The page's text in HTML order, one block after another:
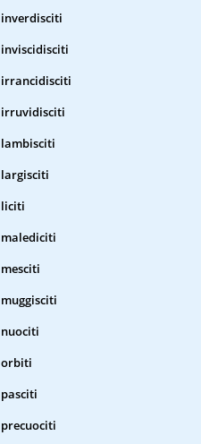
inverdisciti
inviscidisciti
irrancidisciti
irruvidisciti
lambisciti
largisciti
liciti
malediciti
mesciti
muggisciti
nuociti
orbiti
pasciti
precuociti